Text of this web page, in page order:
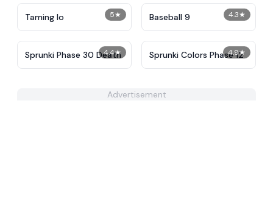
5★
Taming Io 4.3★
Baseball 9
4.4★
Sprunki Phase 30 Death 4.9★
Sprunki Colors Phase 12
Advertisement